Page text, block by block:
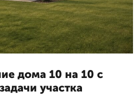
дома 10 на 10 с
участка